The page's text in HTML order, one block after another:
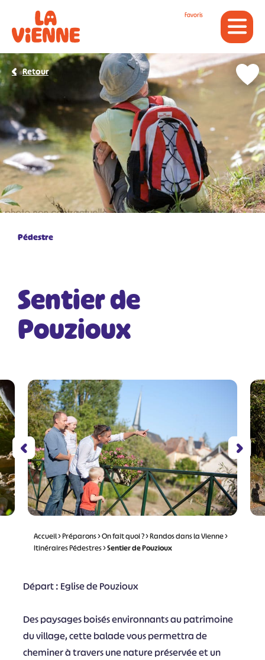
Favoris
Pédestre
Sentier de
Pouzioux
Retour
Accueil>Préparons>On fait quoi ?>Randos dans la Vienne>
Itinéraires Pédestres>Sentier de Pouzioux
Départ : Eglise de Pouzioux
Des paysages boisés environnants au patrimoine
du village, cette balade vous permettra de
cheminer à travers une nature préservée et un